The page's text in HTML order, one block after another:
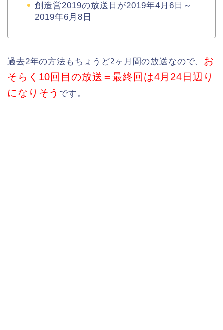
創造営2019の放送日が2019年4月6日～
2019年6月8日
過去2年の方法もちょうど2ヶ月間の放送なので、 お
そらく10回目の放送＝最終回は4月24日辺り
になりそう です。